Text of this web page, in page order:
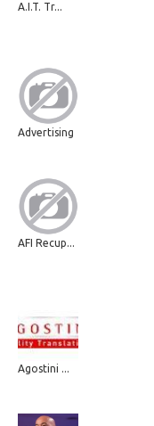
A.I.T. Tr...
Advertising
AFI Recup...
Agostini ...